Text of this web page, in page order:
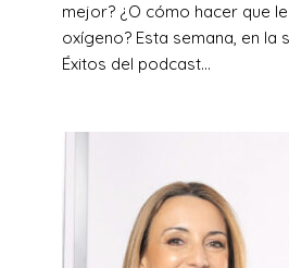
mejor? ¿O cómo hacer que
oxígeno? Esta semana, en la
Éxitos del podcast...